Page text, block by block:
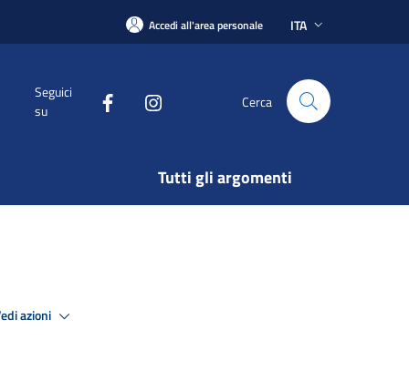
Accedi all'area personale ITA
Seguici
su
Cerca
Tutti gli argomenti
azioni